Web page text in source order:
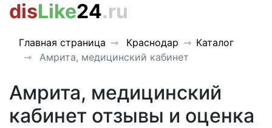
disLike24.ru
Главная страница Краснодар
Каталог
Амрита, медицинский кабинет
Амрита, медицинский
кабинет отзывы и оценка